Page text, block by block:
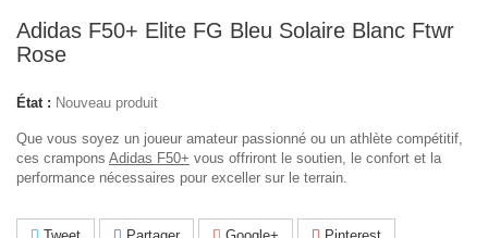
Adidas F50+ Elite FG Bleu Solaire Blanc Ftwr
Rose
État : Nouveau produit
Que vous soyez un joueur amateur passionné ou un athlète compétitif,
ces crampons Adidas F50+ vous offriront le soutien, le confort et la
performance nécessaires pour exceller sur le terrain.